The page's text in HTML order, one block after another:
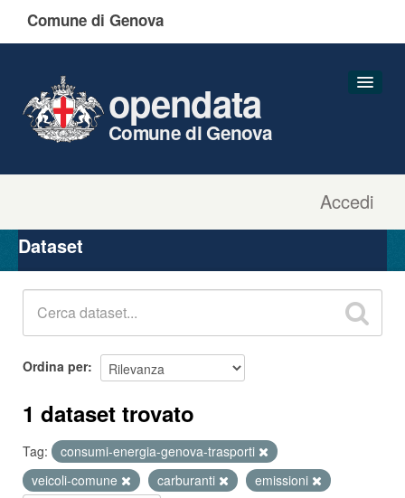
Comune di Genova
Accedi
opendata
Comune di Genova
Organizzazioni
Gruppi
Dataset
Ordina per
1 dataset trovato
Tag:
consumi-energia-genova-trasporti
veicoli-comune
carburanti
emissioni